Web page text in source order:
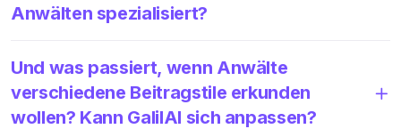
Anwälten spezialisiert?
Und was passiert, wenn Anwälte
verschiedene Beitragstile erkunden
wollen? Kann GalilAI sich anpassen?